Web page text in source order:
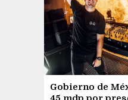
Gobierno de